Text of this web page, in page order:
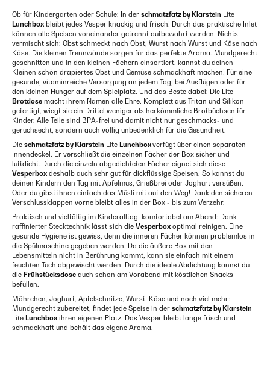
Ob für Kindergarten oder Schule: In der schmatzfatz by Klarstein Lite
Lunchbox bleibt jedes Vesper knackig und frisch! Durch das praktische Inlet
können alle Speisen voneinander getrennt aufbewahrt werden. Nichts
vermischt sich: Obst schmeckt nach Obst, Wurst nach Wurst und Käse nach
Käse. Die kleinen Trennwände sorgen für das perfekte Aroma. Mundgerecht
geschnitten und in den kleinen Fächern einsortiert, kannst du deinen
Kleinen schön drapiertes Obst und Gemüse schmackhaft machen! Für eine
gesunde, vitaminreiche Versorgung an jedem Tag, bei Ausflügen oder für
den kleinen Hunger auf dem Spielplatz. Und das Beste dabei: Die Lite
Brotdose macht ihrem Namen alle Ehre. Komplett aus Tritan und Silikon
gefertigt, wiegt sie ein Drittel weniger als herkömmliche Brotbüchsen für
Kinder. Alle Teile sind BPA-frei und damit nicht nur geschmacks- und
geruchsecht, sondern auch völlig unbedenklich für die Gesundheit.
Die schmatzfatz by Klarstein Lite Lunchboxverfügt über einen separaten
Innendeckel. Er verschließt die einzelnen Fächer der Box sicher und
luftdicht. Durch die einzeln abgedichteten Fächer eignet sich diese
Vesperbox deshalb auch sehr gut für dickflüssige Speisen. So kannst du
deinen Kindern den Tag mit Apfelmus, Grießbrei oder Joghurt versüßen.
Oder du gibst ihnen einfach das Müsli mit auf den Weg! Dank den sicheren
Verschlussklappen vorne bleibt alles in der Box - bis zum Verzehr.
Praktisch und vielfältig im Kinderalltag, komfortabel am Abend: Dank
raffinierter Stecktechnik lässt sich die Vesperbox optimal reinigen. Eine
gesunde Hygiene ist gewiss, denn die inneren Fächer können problemlos in
die Spülmaschine gegeben werden. Da die äußere Box mit den
Lebensmitteln nicht in Berührung kommt, kann sie einfach mit einem
feuchten Tuch abgewischt werden. Durch die ideale Abdichtung kannst du
die Frühstücksdose auch schon am Vorabend mit köstlichen Snacks
befüllen.
Möhrchen, Joghurt, Apfelschnitze, Wurst, Käse und noch viel mehr:
Mundgerecht zubereitet, findet jede Speise in der schmatzfatz by Klarstein
Lite Lunchbox ihren eigenen Platz. Das Vesper bleibt lange frisch und
schmackhaft und behält das eigene Aroma.